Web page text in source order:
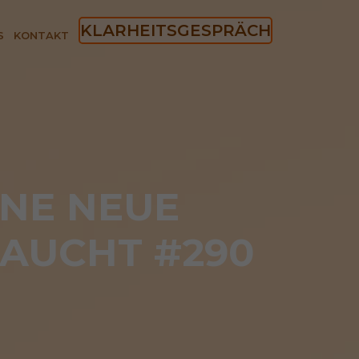
KONTAKT KLARHEITSGESPRÄCH
NEUE
#290